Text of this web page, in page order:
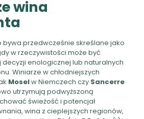
wina
bywa przedwcześnie skreślane jako
w rzeczywistości może być
enologicznej lub naturalnych
Winiarze w chłodniejszych
Moselw Niemczech czy Sancerre
utrzymują podwyższoną
świeżość i potencjał
wina z cieplejszych regionów,